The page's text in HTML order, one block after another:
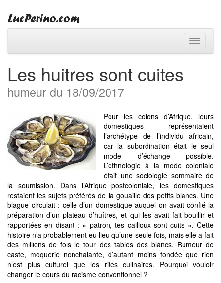
Toggle
Les huitres sont cuites
humeur du 18/09/2017
Pour les colons d’Afrique, leurs
domestiques représentaient
l’archétype de l’individu africain,
car la subordination était le seul
mode d’échange possible.
L’ethnologie à la mode coloniale
était une sociologie sommaire de
la soumission. Dans l’Afrique postcoloniale, les domestiques
restaient les sujets préférés de la gouaille des petits blancs. Une
blague circulait : celle d’un domestique auquel on avait confié la
préparation d’un plateau d’huîtres, et qui les avait fait bouillir et
rapportées en disant : « patron, tes cailloux sont cuits ». Cette
histoire n’a probablement eu lieu qu’une seule fois, mais elle a fait
des millions de fois le tour des tables des blancs. Rumeur de
caste, moquerie nonchalante, d’autant moins fondée que rien
n’est plus culturel que les rites culinaires. Pourquoi vouloir
changer le cours du racisme conventionnel ?